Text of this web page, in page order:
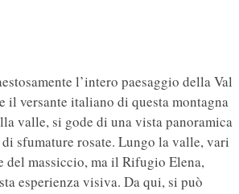
l’intero paesaggio della Val
versante italiano di questa montagna
valle, si gode di una vista panoramica
sfumature rosate. Lungo la valle, vari
massiccio, ma il Rifugio Elena,
esperienza visiva. Da qui, si può